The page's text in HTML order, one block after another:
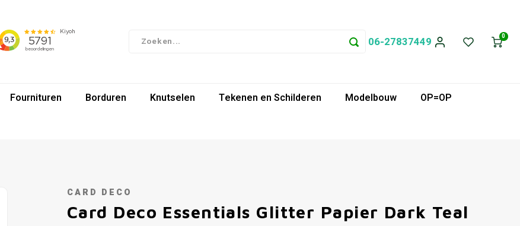
06-27837449 0
Fournituren Borduren Knutselen Tekenen en Schilderen Modelbouw
OP=OP
CARD DECO
Card Deco Essentials Glitter Papier Dark Teal